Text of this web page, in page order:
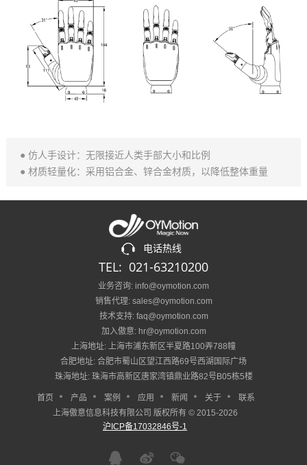
● 仿人手设计：无限接近人类手部大小和比例
● 材质轻量化：采用铝合金、锌合金材质，以降低整体重量
电话热线
TEL: 021-63210200
业务咨询: info@oymotion.com
销售代理: sales@oymotion.com
技术支持: faq@oymotion.com
加入傲意: hr@oymotion.com
上海地址: 上海市浦东新区半夏路100弄788幢
合肥地址: 合肥市蜀山区望江西路69号西湖国际广场
珠海地址: 珠海市高新区唐家湾镇鼎业路82号B05栋5楼
首页 产品 案例 应用 新闻 关于
联系
上海傲意信息科技有限公司 版权所有 © 2015-2026
沪ICP备17032846号-1